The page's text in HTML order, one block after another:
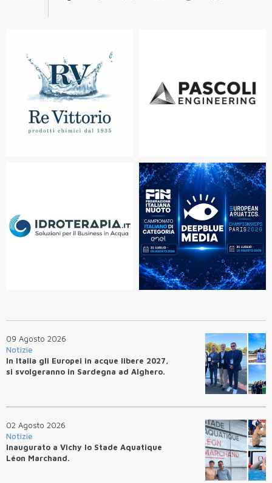
09 Agosto 2026
Notizie
In Italia gli Europei in acque libere 2027,
si svolgeranno in Sardegna ad Alghero.
02 Agosto 2026
Notizie
Inaugurato a Vichy lo Stade Aquatique
Léon Marchand.